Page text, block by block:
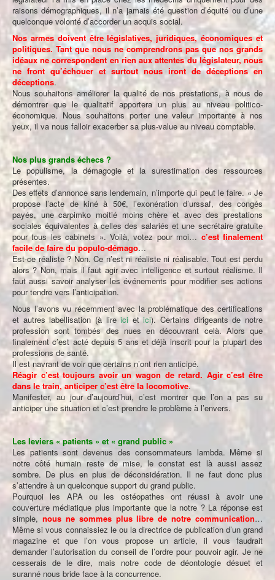
raisons démographiques, il n’a jamais été question d’équité ou d’une
quelconque volonté d’accorder un acquis social.
Nos armes doivent être législatives, juridiques, économiques et
politiques. Tant que nous ne comprendrons pas que nos grands
idéaux ne correspondent en rien aux attentes du législateur, nous
ne front qu’échouer et surtout nous iront de déceptions en
déceptions.
Nous souhaitons améliorer la qualité de nos prestations, à nous de
démontrer que le qualitatif apportera un plus au niveau politico-
économique. Nous souhaitons porter une valeur importante à nos
yeux, il va nous falloir exacerber sa plus-value au niveau comptable.
Nos plus grands échecs ?
Le populisme, la démagogie et la surestimation des ressources
présentes.
Des effets d’annonce sans lendemain, n’importe qui peut le faire. « Je
propose l’acte de kiné à 50€, l’exonération d’urssaf, des congés
payés, une carpimko moitié moins chère et avec des prestations
sociales équivalentes à celles des salariés et une secrétaire gratuite
pour tous les cabinets ». Voilà, votez pour moi… c’est finalement
facile de faire du populo-démago…
Est-ce réaliste ? Non. Ce n’est ni réaliste ni réalisable. Tout est perdu
alors ? Non, mais il faut agir avec intelligence et surtout réalisme. Il
faut aussi savoir analyser les événements pour modifier ses actions
pour tendre vers l’anticipation.
Nous l’avons vu récemment avec la problématique des certifications
et autres labellisation (à lire ici etici). Certains dirigeants de notre
profession sont tombés des nues en découvrant celà. Alors que
finalement c’est acté depuis 5 ans et déjà inscrit pour la plupart des
professions de santé.
Il est navrant de voir que certains n’ont rien anticipé.
Réagir c’est toujours avoir un wagon de retard. Agir c’est être
dans le train, anticiper c’est être la locomotive.
Manifester, au jour d’aujourd’hui, c’est montrer que l’on a pas su
anticiper une situation et c’est prendre le problème à l’envers.
Les leviers « patients » et « grand public »
Les patients sont devenus des consommateurs lambda. Même si
notre côté humain reste de mise, le constat est là aussi assez
sombre. De plus en plus de déconsidération. Il ne faut donc plus
s’attendre à un quelconque support du grand public.
Pourquoi les APA ou les ostéopathes ont réussi à avoir une
couverture médiatique plus importante que la notre ? La réponse est
simple, nous ne sommes plus libre de notre communication…
Même si vous connaissiez le ou la directrice de publication d’un grand
magazine et que l’on vous propose un article, il vous faudrait
demander l’autorisation du conseil de l’ordre pour pouvoir agir. Je ne
cesserais de le dire, mais notre code de déontologie désuet et
suranné nous bride face à la concurrence.